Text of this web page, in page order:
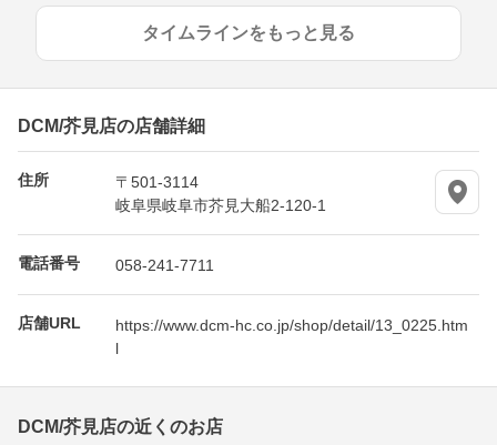
タイムラインをもっと見る
DCM/芥見店の店舗詳細
住所
〒501-3114
岐阜県岐阜市芥見大船2-120-1
電話番号 058-241-7711
店舗URL
https://www.dcm-hc.co.jp/shop/detail/13_0225.htm
l
DCM/芥見店の近くのお店